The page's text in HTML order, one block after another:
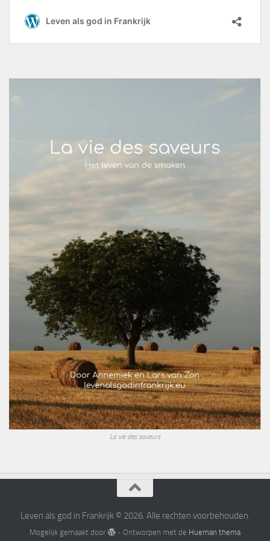
La vie des saveurs
Leven als god in Frankrijk © 2026. Alle rechten voorbehouden.
Mogelijk gemaakt door - Ontworpen met de Hueman thema